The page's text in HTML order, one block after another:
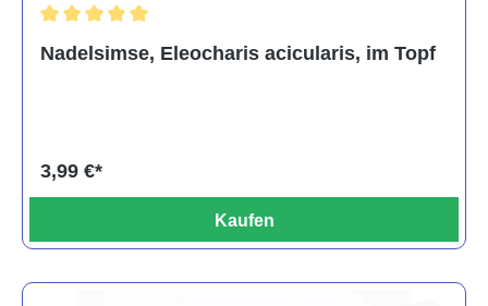
Nadelsimse, Eleocharis acicularis, im Topf
3,99 €*
Kaufen